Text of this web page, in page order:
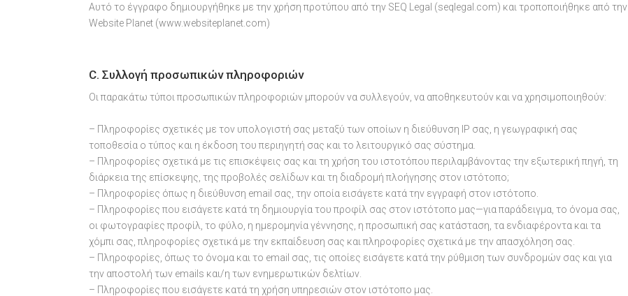
Αυτό το έγγραφο δημιουργήθηκε με την χρήση προτύπου από την SEQ Legal (seqlegal.com) και τροποποιήθηκε από την
Website Planet (www.websiteplanet.com)
C. Συλλογή προσωπικών πληροφοριών
Οι παρακάτω τύποι προσωπικών πληροφοριών μπορούν να συλλεγούν, να αποθηκευτούν και να χρησιμοποιηθούν:
– Πληροφορίες σχετικές με τον υπολογιστή σας μεταξύ των οποίων η διεύθυνση IP σας, η γεωγραφική σας
τοποθεσία ο τύπος και η έκδοση του περιηγητή σας και το λειτουργικό σας σύστημα.
– Πληροφορίες σχετικά με τις επισκέψεις σας και τη χρήση του ιστοτόπου περιλαμβάνοντας την εξωτερική πηγή, τη
διάρκεια της επίσκεψης, της προβολές σελίδων και τη διαδρομή πλοήγησης στον ιστότοπο;
– Πληροφορίες όπως η διεύθυνση email σας, την οποία εισάγετε κατά την εγγραφή στον ιστότοπο.
– Πληροφορίες που εισάγετε κατά τη δημιουργία του προφίλ σας στον ιστότοπο μας—για παράδειγμα, το όνομα σας,
οι φωτογραφίες προφίλ, το φύλο, η ημερομηνία γέννησης, η προσωπική σας κατάσταση, τα ενδιαφέροντα και τα
χόμπι σας, πληροφορίες σχετικά με την εκπαίδευση σας και πληροφορίες σχετικά με την απασχόληση σας.
– Πληροφορίες, όπως το όνομα και το email σας, τις οποίες εισάγετε κατά την ρύθμιση των συνδρομών σας και για
την αποστολή των emails και/η των ενημερωτικών δελτίων.
– Πληροφορίες που εισάγετε κατά τη χρήση υπηρεσιών στον ιστότοπο μας.